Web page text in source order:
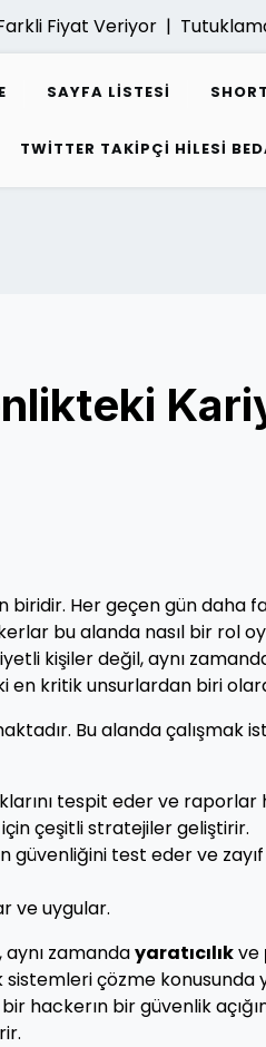
Fiyat Veriyor |Tutuklama
SAYFA LISTESI
TWITTER TAKIPÇI HILESI
biridir. Her geçen gün daha
bu alanda nasıl bir rol
kişiler değil, aynı
en kritik unsurlardan biri
Bu alanda çalışmak
tespit eder ve raporlar
çeşitli stratejiler geliştirir.
güvenliğini test eder ve
ve uygular.
zamandayaratıcılıkve
çözme konusunda
hackerın bir güvenlik